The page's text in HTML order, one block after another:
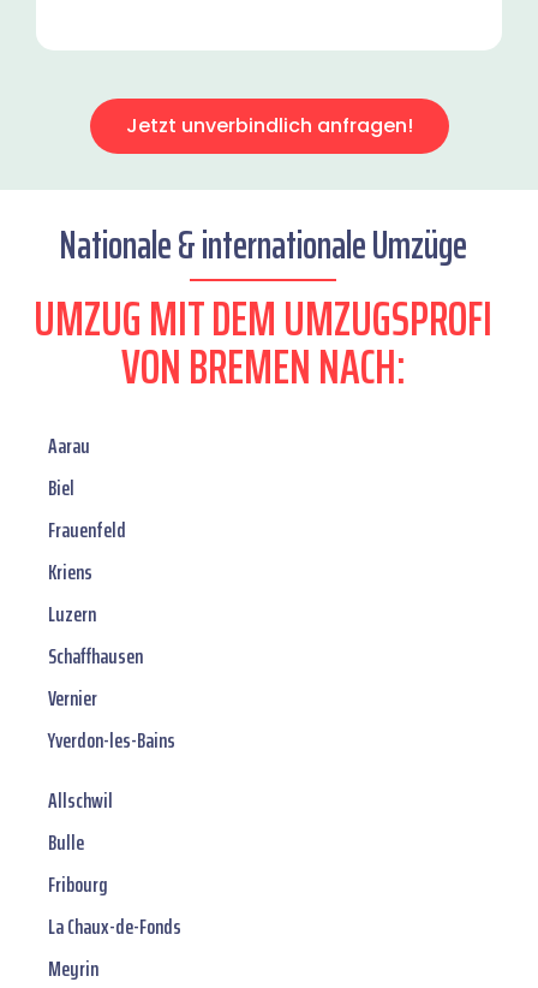
Jetzt unverbindlich anfragen!
Nationale & internationale Umzüge
UMZUG MIT DEM UMZUGSPROFI
VON BREMEN NACH:
Aarau
Biel
Frauenfeld
Kriens
Luzern
Schaffhausen
Vernier
Yverdon-les-Bains
Allschwil
Bulle
Fribourg
La Chaux-de-Fonds
Meyrin